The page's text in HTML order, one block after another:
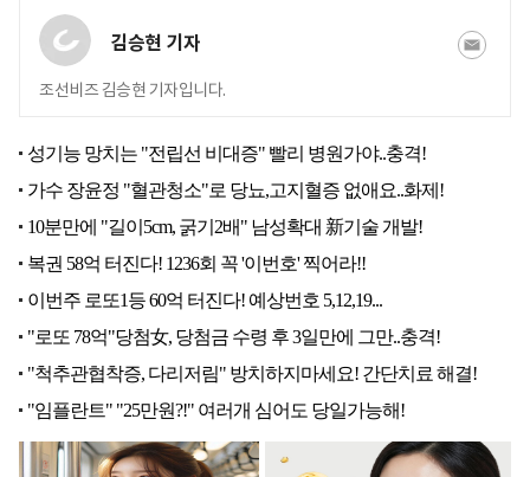
김승현 기자
조선비즈 김승현 기자입니다.